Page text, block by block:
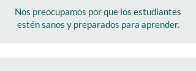
Nos preocupamos por que los estudiantes
estén sanos y preparados para aprender.